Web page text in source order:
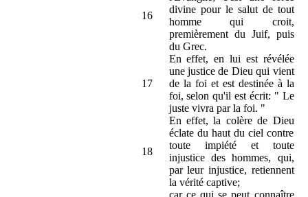
16
divine pour le salut de tout
homme qui croit,
premièrement du Juif, puis
du Grec.
17
En effet, en lui est révélée
une justice de Dieu qui vient
de la foi et est destinée à la
foi, selon qu'il est écrit: " Le
juste vivra par la foi. "
18
En effet, la colère de Dieu
éclate du haut du ciel contre
toute impiété et toute
injustice des hommes, qui,
par leur injustice, retiennent
la vérité captive;
car ce qui se peut connaître